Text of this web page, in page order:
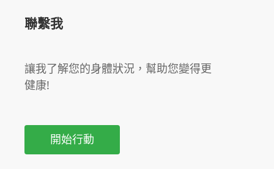
聯繫我
讓我了解您的身體狀況，幫助您變得更
健康!
開始行動